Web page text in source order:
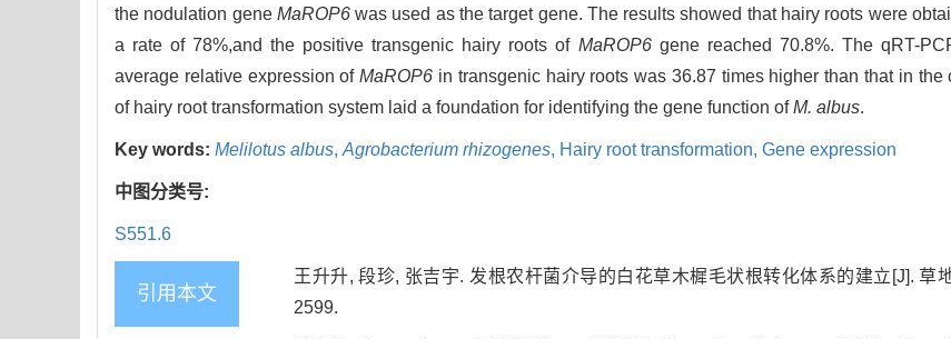
the nodulation gene MaROP6was used as the target gene. The results showed that hairy roots were
a rate of 78%,and the positive transgenic hairy roots of MaROP6gene reached 70.8%. The qRT-
average relative expression ofMaROP6 in transgenic hairy roots was 36.87 times higher than that in the
of hairy root transformation system laid a foundation for identifying the gene function ofM. albus.
Key words: Melilotus albus, Agrobacterium rhizogenes, Hairy root transformation, Gene expression
中图分类号:
S551.6
引用本文
王升升, 段珍, 张吉宇. 发根农杆菌介导的白花草木樨毛状根转化体系的建立[J]. 草
2599.